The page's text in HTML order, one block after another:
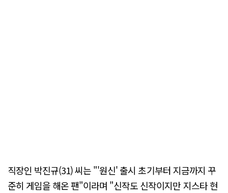
직장인 박진규(31) 씨는 "'원신' 출시 초기부터 지금까지 꾸
준히 게임을 해온 팬"이라며 "신작도 신작이지만 지스타 현